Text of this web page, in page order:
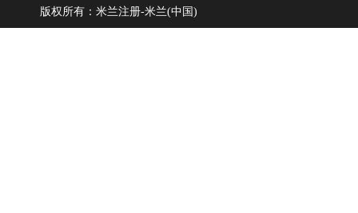
版权所有：米兰注册-米兰(中国)